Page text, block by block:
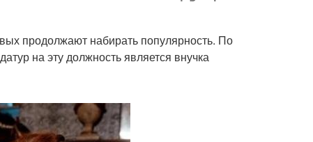
продолжают набирать популярность. По
на эту должность является внучка